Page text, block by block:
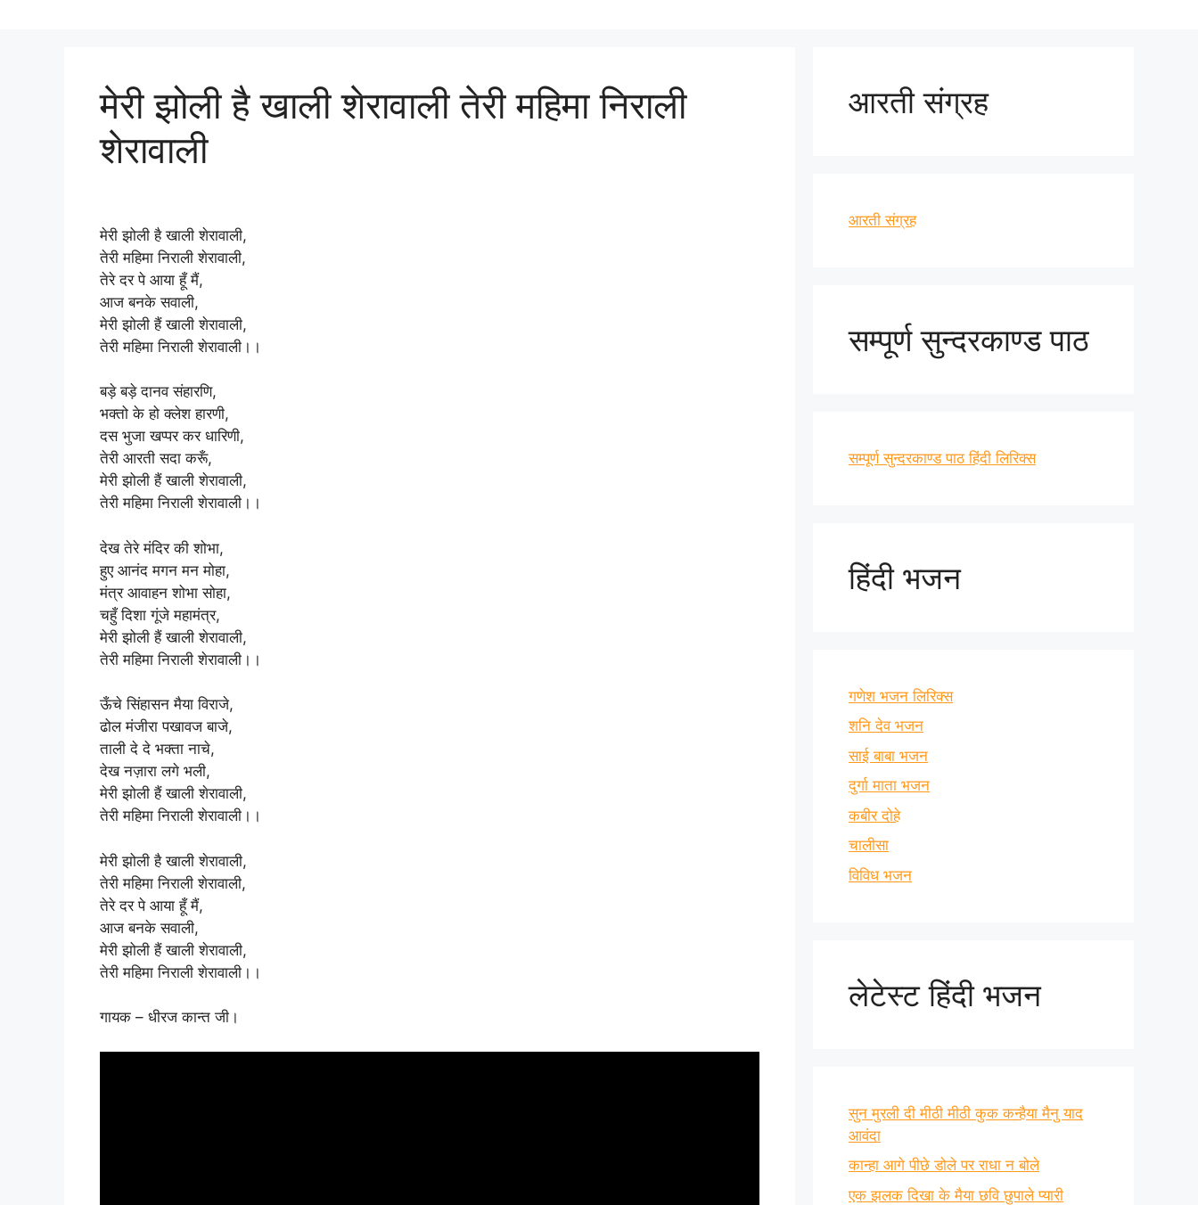
मेरी झोली है खाली शेरावाली तेरी महिमा निराली
शेरावाली
मेरी झोली है खाली शेरावाली,
तेरी महिमा निराली शेरावाली,
तेरे दर पे आया हूँ मैं,
आज बनके सवाली,
मेरी झोली हैं खाली शेरावाली,
तेरी महिमा निराली शेरावाली।।
बड़े बड़े दानव संहारणि,
भक्तो के हो क्लेश हारणी,
दस भुजा खप्पर कर धारिणी,
तेरी आरती सदा करूँ,
मेरी झोली हैं खाली शेरावाली,
तेरी महिमा निराली शेरावाली।।
देख तेरे मंदिर की शोभा,
हुए आनंद मगन मन मोहा,
मंत्र आवाहन शोभा सोहा,
चहुँ दिशा गूंजे महामंत्र,
मेरी झोली हैं खाली शेरावाली,
तेरी महिमा निराली शेरावाली।।
ऊँचे सिंहासन मैया विराजे,
ढोल मंजीरा पखावज बाजे,
ताली दे दे भक्ता नाचे,
देख नज़ारा लगे भली,
मेरी झोली हैं खाली शेरावाली,
तेरी महिमा निराली शेरावाली।।
मेरी झोली है खाली शेरावाली,
तेरी महिमा निराली शेरावाली,
तेरे दर पे आया हूँ मैं,
आज बनके सवाली,
मेरी झोली हैं खाली शेरावाली,
तेरी महिमा निराली शेरावाली।।
गायक – धीरज कान्त जी।
आरती संग्रह
आरती संग्रह
सम्पूर्ण सुन्दरकाण्ड पाठ
सम्पूर्ण सुन्दरकाण्ड पाठ हिंदी लिरिक्स
हिंदी भजन
गणेश भजन लिरिक्स
शनि देव भजन
साई बाबा भजन
दुर्गा माता भजन
कबीर दोहे
चालीसा
विविध भजन
लेटेस्ट हिंदी भजन
सुन मुरली दी मीठी मीठी कुक कन्हैया मैनु याद
आवंदा
कान्हा आगे पीछे डोले पर राधा न बोले
एक झलक दिखा के मैया छवि छुपाले प्यारी